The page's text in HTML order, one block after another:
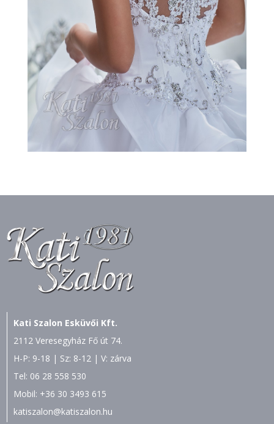
Kati Szalon Esküvői Kft.
2112 Veresegyház Fő út 74.
H-P: 9-18 | Sz: 8-12 | V: zárva
Tel: 06 28 558 530
Mobil: +36 30 3493 615
katiszalon@katiszalon.hu